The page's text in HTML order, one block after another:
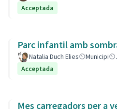
Acceptada
Parc infantil amb
Natalia Duch Elies Municipi
Acceptada
Mes carregadors per a